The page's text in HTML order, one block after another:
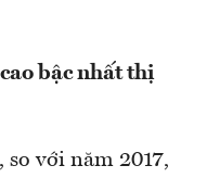
bậc nhất thị
so với năm 2017,